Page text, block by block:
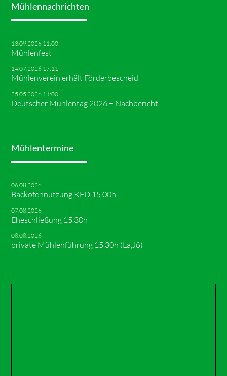
Mühlennachrichten
13.09.2026 11:00
Mühlenfest
14.07.2026 17:11
Mühlenverein erhält Förderbescheid
25.05.2026 11:00
Deutscher Mühlentag 2026 + Nachbericht
Mühlentermine
06.08.2026
Backofennutzung KFD 15.00h
07.08.2026
Eheschließung 15.30h
08.08.2026
private Mühlenführung 15.30h (La,Jö)